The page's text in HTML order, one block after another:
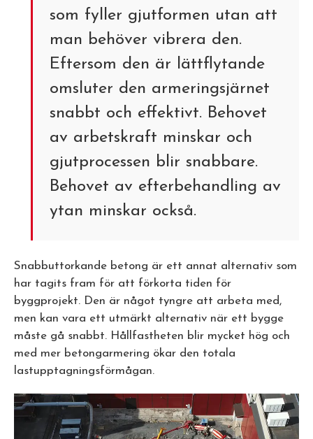
som fyller gjutformen utan att
man behöver vibrera den.
Eftersom den är lättflytande
omsluter den armeringsjärnet
snabbt och effektivt. Behovet
av arbetskraft minskar och
gjutprocessen blir snabbare.
Behovet av efterbehandling av
ytan minskar också.
Snabbuttorkande betong är ett annat alternativ som
har tagits fram för att förkorta tiden för
byggprojekt. Den är något tyngre att arbeta med,
men kan vara ett utmärkt alternativ när ett bygge
måste gå snabbt. Hållfastheten blir mycket hög och
med mer betongarmering ökar den totala
lastupptagningsförmågan.